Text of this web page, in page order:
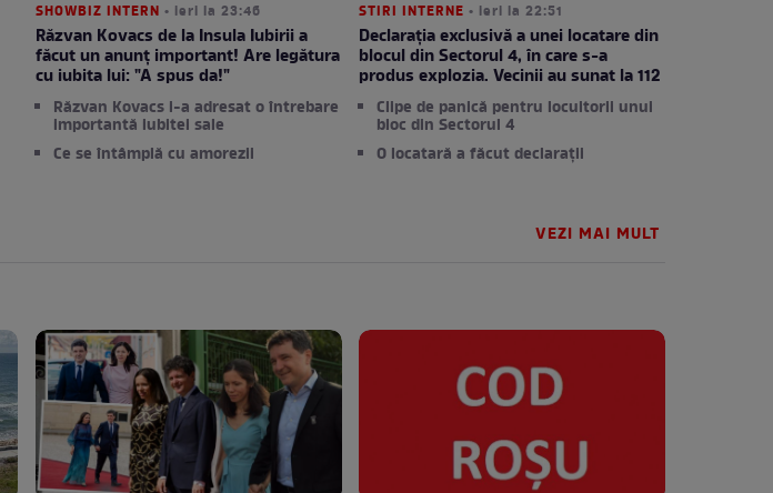
SHOWBIZ INTERN • ieri la 23:46
Răzvan Kovacs de la Insula Iubirii a
făcut un anunț important! Are legătura
cu iubita lui: "A spus da!"
Răzvan Kovacs i-a adresat o întrebare
importantă iubitei sale
Ce se întâmplă cu amorezii
STIRI INTERNE • ieri la 22:51
Declarația exclusivă a unei locatare din
blocul din Sectorul 4, în care s-a
produs explozia. Vecinii au sunat la 112
Clipe de panică pentru locuitorii unui
bloc din Sectorul 4
O locatară a făcut declarații
VEZI MAI MULT